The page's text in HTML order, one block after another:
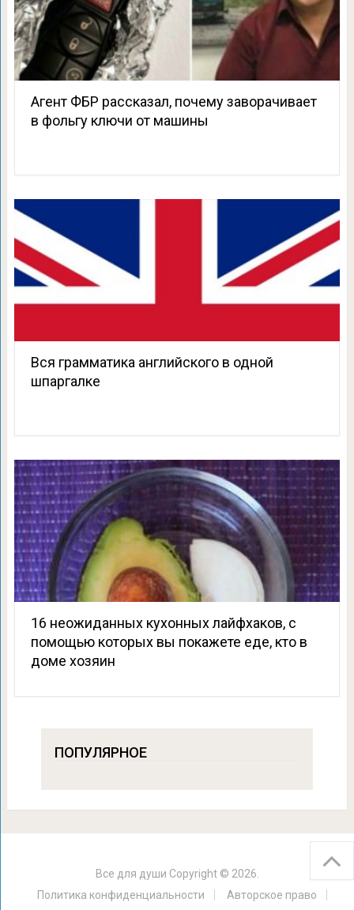
Агент ФБР рассказал, почему заворачивает
в фольгу ключи от машины
Вся грамматика английского в одной
шпаргалке
16 неожиданных кухонных лайфхаков, с
помощью которых вы покажете еде, кто в
доме хозяин
ПОПУЛЯРНОЕ
Все для души Copyright © 2026.
Политика конфиденциальности
Авторское право